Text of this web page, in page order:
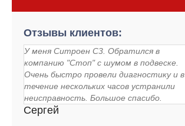
Отзывы клиентов:
У меня Ситроен С3. Обратился в
компанию "Стоп" с шумом в подвеске.
Очень быстро провели диагностику и в
течение нескольких часов устранили
неисправность. Большое спасибо.
Сергей